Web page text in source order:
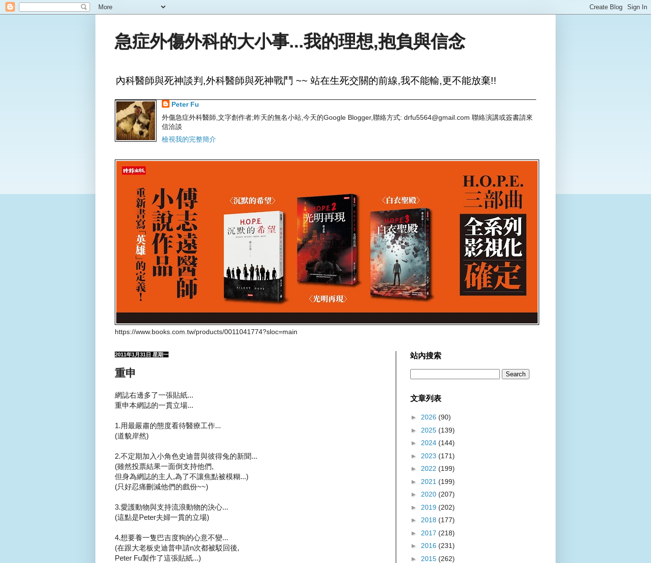
急症外傷外科的大小事...我的理想,抱負與信念
內科醫師與死神談判,外科醫師與死神戰鬥 ~~ 站在生死交關的前線,我不能輸,更不能放棄!!
Peter Fu
外傷急症外科醫師,文字創作者;昨天的無名小站,今天的Google Blogger,聯絡方式: drfu5564@gmail.com 聯絡演講或簽書請來
信洽談
檢視我的完整簡介
https://www.books.com.tw/products/0011041774?sloc=main
2011年1月31日 星期一
重申
網誌右邊多了一張貼紙...
重申本網誌的一貫立場...
1.用最嚴肅的態度看待醫療工作...
(道貌岸然)
2.不定期加入小角色史迪普與彼得兔的新聞...
(雖然投票結果一面倒支持他們,
但身為網誌的主人,為了不讓焦點被模糊...)
(只好忍痛刪減他們的戲份~~)
3.愛護動物與支持流浪動物的決心...
(這點是Peter夫婦一貫的立場)
4.想要養一隻巴吉度狗的心意不變...
(在跟大老板史迪普申請n次都被駁回後,
Peter Fu製作了這張貼紙...)
站內搜索
文章列表
► 2026 (90)
► 2025 (139)
► 2024 (144)
► 2023 (171)
► 2022 (199)
► 2021 (199)
► 2020 (207)
► 2019 (202)
► 2018 (177)
► 2017 (218)
► 2016 (231)
► 2015 (262)